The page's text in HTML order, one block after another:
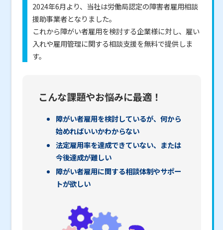
2024年6月より、当社は労働局認定の障害者雇用相談
援助事業者となりました。
これから障がい者雇用を検討する企業様に対し、雇い
入れや雇用管理に関する相談支援を無料で提供しま
す。
こんな課題やお悩みに最適！
障がい者雇用を検討しているが、何から
始めればいいかわからない
法定雇用率を達成できていない、または
今後達成が難しい
障がい者雇用に関する相談体制やサポー
トが欲しい